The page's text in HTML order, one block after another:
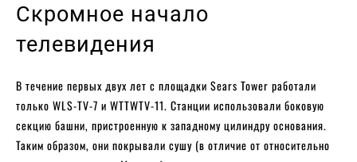
Скромное начало
телевидения
В течение первых двух лет с площадки Sears Tower работали
только WLS-TV-7 и WTTWTV-11. Станции использовали боковую
секцию башни, пристроенную к западному цилиндру основания.
Таким образом, они покрывали сушу (в отличие от относительно